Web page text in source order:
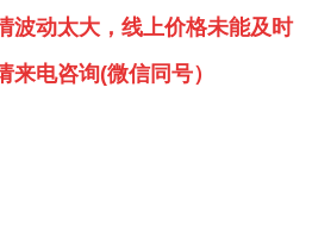
波动太大，线上价格未能及时
来电咨询(微信同号）